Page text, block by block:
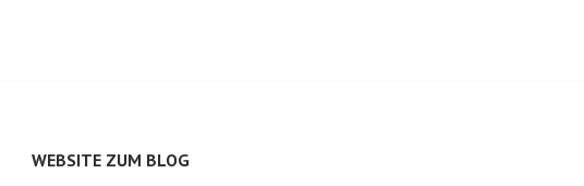
WEBSITE ZUM BLOG